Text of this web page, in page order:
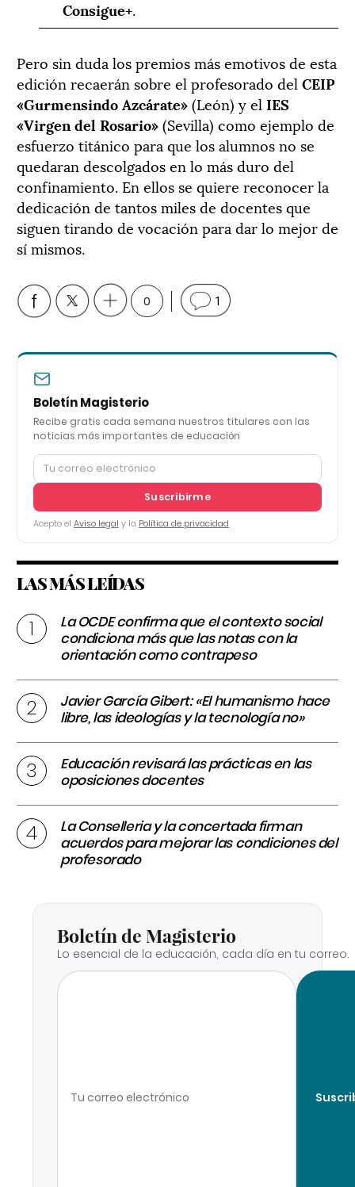
Consigue+.
Pero sin duda los premios más emotivos de esta
edición recaerán sobre el profesorado del CEIP
«Gurmensindo Azcárate»(León) y el IES
«Virgen del Rosario»(Sevilla) como ejemplo de
esfuerzo titánico para que los alumnos no se
quedaran descolgados en lo más duro del
confinamiento. En ellos se quiere reconocer la
dedicación de tantos miles de docentes que
siguen tirando de vocación para dar lo mejor de
sí mismos.
0 1
Boletín Magisterio
Recibe gratis cada semana nuestros titulares con las
noticias más importantes de educación
Suscribirme
Acepto el Aviso legal y la Política de privacidad
LAS MÁS LEÍDAS
La OCDE confirma que el contexto social
condiciona más que las notas con la
orientación como contrapeso
Javier García Gibert: «El humanismo hace
libre, las ideologías y la tecnología no»
Educación revisará las prácticas en las
oposiciones docentes
La Conselleria y la concertada firman
acuerdos para mejorar las condiciones del
profesorado
Boletín de Magisterio
Lo esencial de la educación, cada día en tu correo.